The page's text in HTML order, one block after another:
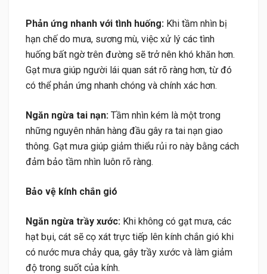
Phản ứng nhanh với tình huống: Khi tầm nhìn bị
hạn chế do mưa, sương mù, việc xử lý các tình
huống bất ngờ trên đường sẽ trở nên khó khăn hơn.
Gạt mưa giúp người lái quan sát rõ ràng hơn, từ đó
có thể phản ứng nhanh chóng và chính xác hơn.
Ngăn ngừa tai nạn: Tầm nhìn kém là một trong
những nguyên nhân hàng đầu gây ra tai nạn giao
thông. Gạt mưa giúp giảm thiểu rủi ro này bằng cách
đảm bảo tầm nhìn luôn rõ ràng.
Bảo vệ kính chắn gió
Ngăn ngừa trầy xước: Khi không có gạt mưa, các
hạt bụi, cát sẽ cọ xát trực tiếp lên kính chắn gió khi
có nước mưa chảy qua, gây trầy xước và làm giảm
độ trong suốt của kính.